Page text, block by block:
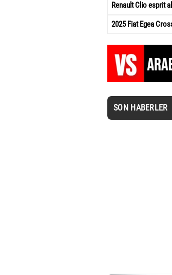
Renault Clio esprit
2025 Fiat Egea
SON HABERLER